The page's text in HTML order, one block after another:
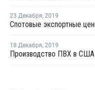
23 Декабря, 2019
18 Декабря, 2019
Производство ПВХ в США